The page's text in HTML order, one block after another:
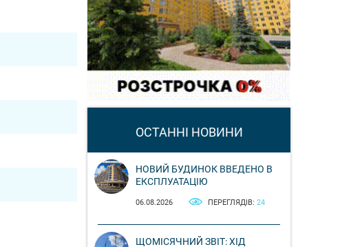
ОСТАННІ НОВИНИ
НОВИЙ БУДИНОК ВВЕДЕНО В
ЕКСПЛУАТАЦІЮ
06.08.2026 ПЕРЕГЛЯДІВ: 24
ЩОМІСЯЧНИЙ ЗВІТ: ХІД